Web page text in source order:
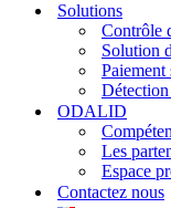
Solutions
Contrôle
Solution
Détection
ODALID
Les
Espace
Contactez nous